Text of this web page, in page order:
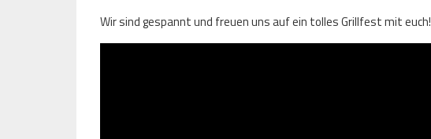
Wir sind gespannt und freuen uns auf ein tolles Grillfest mit euch!